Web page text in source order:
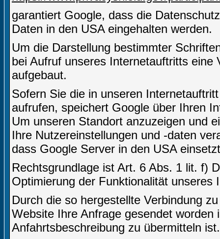
garantiert Google, dass die
Daten in den USA eingehalten werden.
Um die Darstellung bestimmter
bei Aufruf unseres Internetauftritts eine
aufgebaut.
Sofern Sie die in unseren
aufrufen, speichert Google über Ihren
Um unseren Standort anzuzeigen und
Ihre Nutzereinstellungen und -daten
dass Google Server in den USA
Rechtsgrundlage ist Art. 6 Abs. 1 lit. f)
Optimierung der Funktionalität unseres
Durch die so hergestellte Verbindung
Website Ihre Anfrage gesendet
Anfahrtsbeschreibung zu übermitteln ist.